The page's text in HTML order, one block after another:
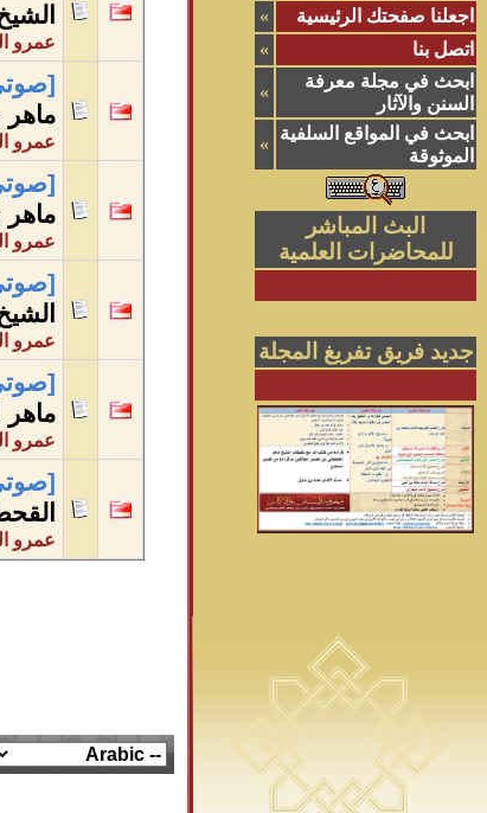
اجعلنا صفحتك الرئيسية
»
اتصل بنا
»
ابحث في مجلة معرفة
السنن والآثار
»
ابحث في المواقع السلفية
الموثوقة
»
البث المباشر
للمحاضرات العلمية
جديد فريق تفريغ المجلة
عمرو
عمرو
عمرو
عمرو
ماهر
عمرو
عمرو